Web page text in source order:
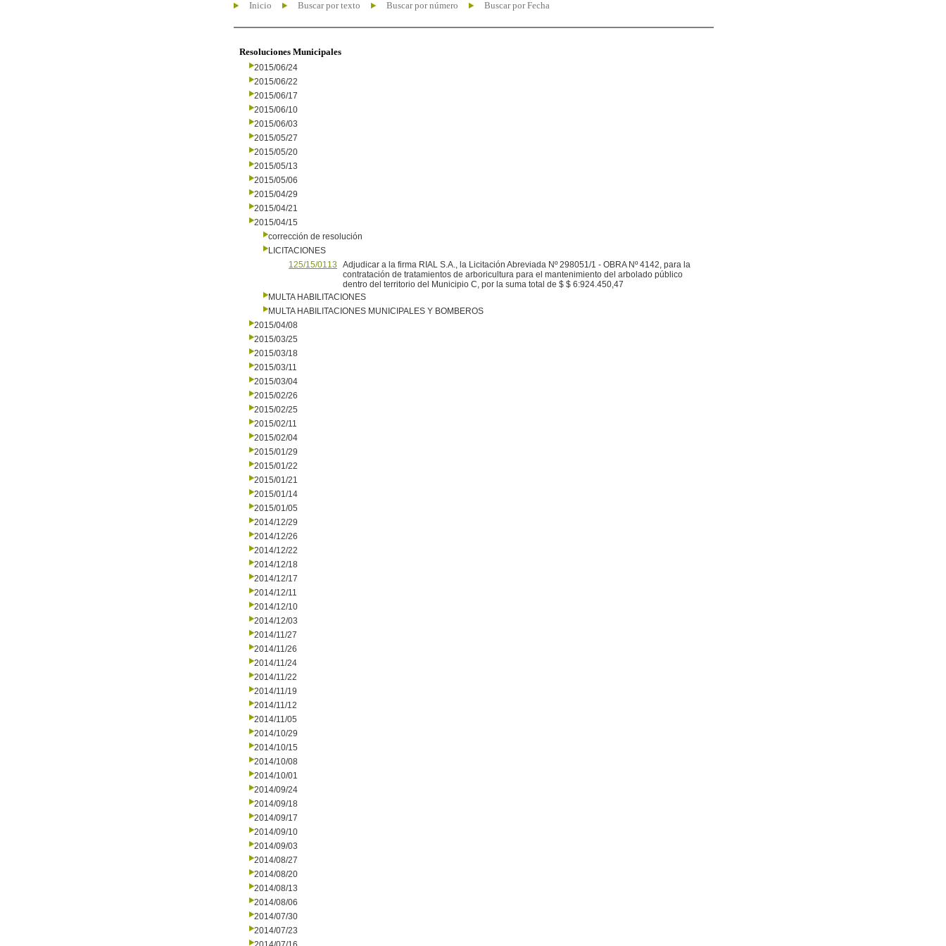
Inicio Buscar por texto Buscar por número Buscar por Fecha
Resoluciones Municipales
2015/06/24
2015/06/22
2015/06/17
2015/06/10
2015/06/03
2015/05/27
2015/05/20
2015/05/13
2015/05/06
2015/04/29
2015/04/21
2015/04/15
corrección de resolución
LICITACIONES
125/15/0113
Adjudicar a la firma RIAL S.A., la Licitación Abreviada Nº 298051/1 - OBRA Nº 4142, para la
contratación de tratamientos de arboricultura para el mantenimiento del arbolado público
dentro del territorio del Municipio C, por la suma total de $ $ 6:924.450,47
MULTA HABILITACIONES
MULTA HABILITACIONES MUNICIPALES Y BOMBEROS
2015/04/08
2015/03/25
2015/03/18
2015/03/11
2015/03/04
2015/02/26
2015/02/25
2015/02/11
2015/02/04
2015/01/29
2015/01/22
2015/01/21
2015/01/14
2015/01/05
2014/12/29
2014/12/26
2014/12/22
2014/12/18
2014/12/17
2014/12/11
2014/12/10
2014/12/03
2014/11/27
2014/11/26
2014/11/24
2014/11/22
2014/11/19
2014/11/12
2014/11/05
2014/10/29
2014/10/15
2014/10/08
2014/10/01
2014/09/24
2014/09/18
2014/09/17
2014/09/10
2014/09/03
2014/08/27
2014/08/20
2014/08/13
2014/08/06
2014/07/30
2014/07/23